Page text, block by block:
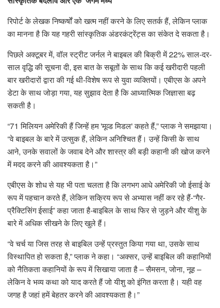
रिपोर्ट के लेखक निष्कर्षों को खत्म नहीं करने के लिए सतर्क हैं, लेकिन प्लाक
का मानना ​​है कि यह गहरी सांस्कृतिक अंडरकंट्रेंट्स का संकेत दे सकता है।
पिछले अक्टूबर में, वॉल स्ट्रीट जर्नल ने बाइबल की बिक्री में 22% साल-दर-
साल वृद्धि की सूचना दी, इस बात के सबूतों के साथ कि कई खरीदारी पहली
बार खरीदारों द्वारा की गई थी-विशेष रूप से युवा व्यक्तियों। एबीएस के अपने
डेटा के साथ जोड़ा गया, यह सुझाव देता है कि आध्यात्मिक जिज्ञासा बढ़
सकती है।
“71 मिलियन अमेरिकी हैं जिन्हें हम 'मूव्ड मिडल' कहते हैं,” प्लाक ने समझाया।
“वे बाइबल के बारे में उत्सुक हैं, लेकिन अनिश्चित हैं। उन्हें किसी के साथ
आने, उनके सवालों के जवाब देने और शास्त्र की बड़ी कहानी की खोज करने
में मदद करने की आवश्यकता है।”
एबीएस के शोध से यह भी पता चलता है कि लगभग आधे अमेरिकी जो ईसाई के
रूप में पहचान करते हैं, लेकिन सक्रिय रूप से अभ्यास नहीं कर रहे हैं-“गैर-
प्रैक्टिसिंग ईसाई” कहा जाता है-बाइबिल के साथ फिर से जुड़ने और यीशु के
बारे में अधिक सीखने के लिए खुले हैं।
“वे चर्च या जिस तरह से बाइबिल उन्हें प्रस्तुत किया गया था, उसके साथ
विस्थापित हो सकता है,” प्लाक ने कहा। “अक्सर, उन्हें बाइबिल की कहानियों
को नैतिकता कहानियों के रूप में सिखाया जाता है – सैमसन, जोना, नूह –
लेकिन वे भव्य कथा को याद करते हैं जो यीशु को इंगित करता है। यही वह
जगह है जहां हमें बेहतर करने की आवश्यकता है।”